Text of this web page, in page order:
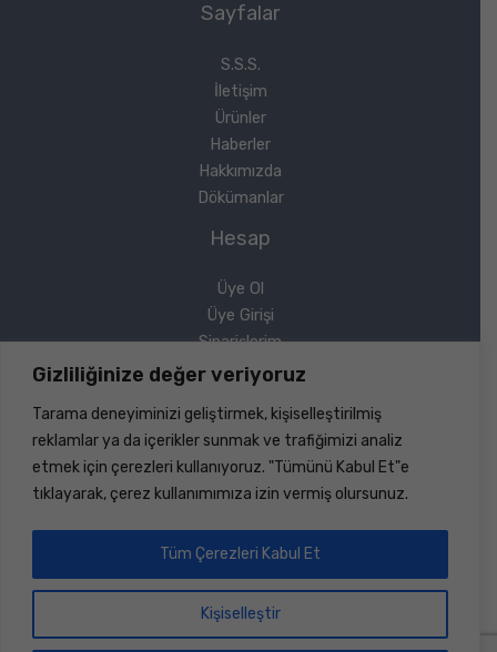
Gizliliğinize değer veriyoruz
Tarama deneyiminizi geliştirmek, kişiselleştirilmiş
reklamlar ya da içerikler sunmak ve trafiğimizi analiz
etmek için çerezleri kullanıyoruz. "Tümünü Kabul Et"e
tıklayarak, çerez kullanımımıza izin vermiş olursunuz.
Kişiselleştir
Tüm Çerezleri Kabul Et
Sayfalar
S.S.S.
İletişim
Ürünler
Haberler
Hakkımızda
Dökümanlar
Hesap
Üye Ol
Üye Girişi
Siparişlerim
Sipariş Takip
Yasal
Gizlilik Politikası
Copyright © 2026 Sinerji Rulman | Her Hakkı Saklıdır |